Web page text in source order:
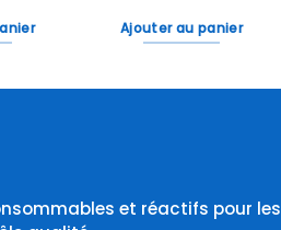
Ajouter au panier
et réactifs pour les